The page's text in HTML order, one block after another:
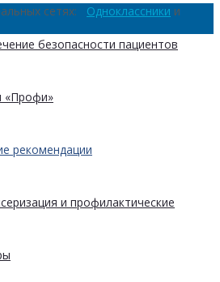
безопасности пациентов
«Профи»
рекомендации
и профилактические
сетях: Одноклассники и